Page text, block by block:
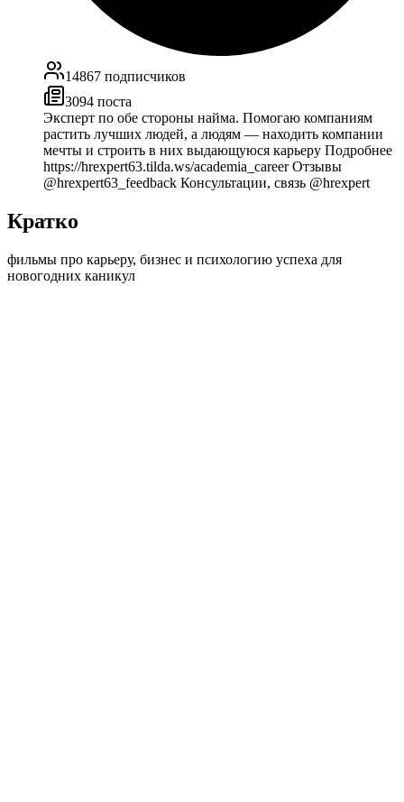
14867 подписчиков
3094 поста
Эксперт по обе стороны найма. Помогаю компаниям
растить лучших людей, а людям — находить компании
мечты и строить в них выдающуюся карьеру Подробнее
https://hrexpert63.tilda.ws/academia_career Отзывы
@hrexpert63_feedback Консультации, связь @hrexpert
Кратко
фильмы про карьеру, бизнес и психологию успеха для
новогодних каникул